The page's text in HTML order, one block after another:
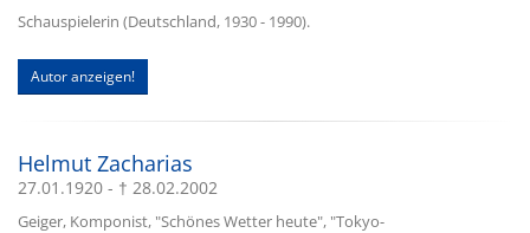
Schauspielerin (Deutschland, 1930 - 1990).
Autor anzeigen!
Helmut Zacharias
27.01.1920 - † 28.02.2002
Geiger, Komponist, "Schönes Wetter heute", "Tokyo-